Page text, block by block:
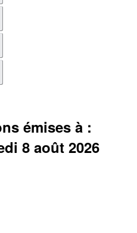
émises à :
8 août 2026